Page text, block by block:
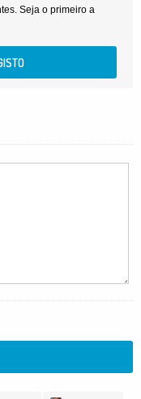
Seja o primeiro a